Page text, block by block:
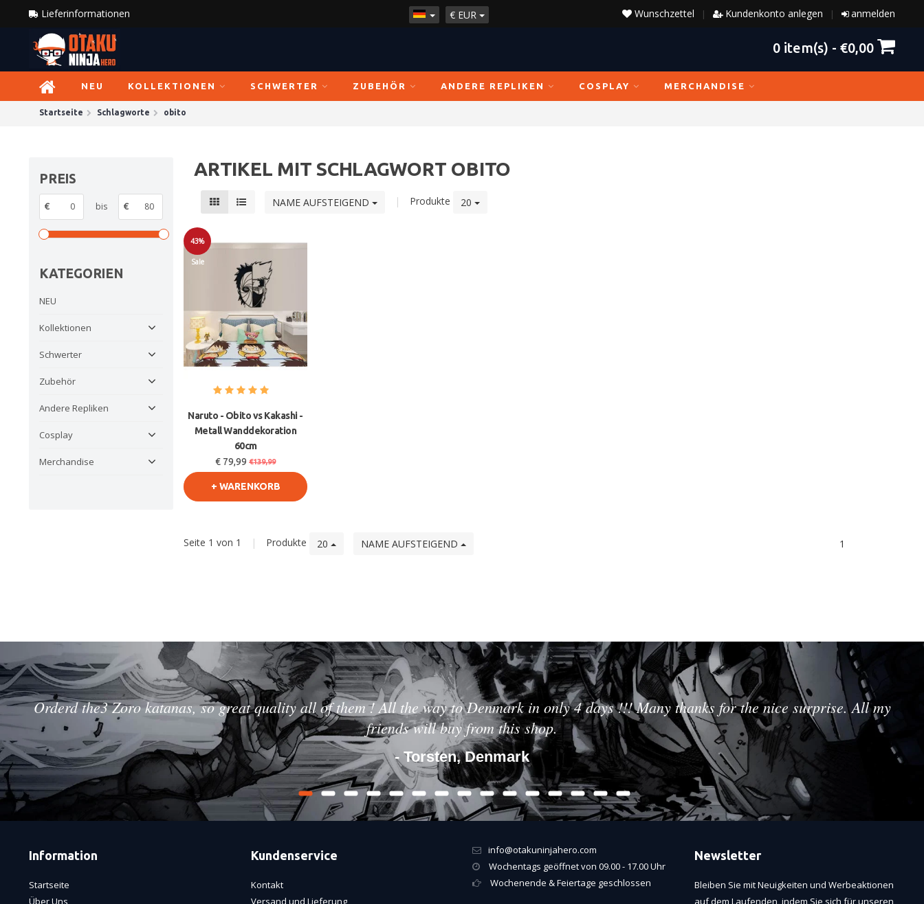
Lieferinformationen € EUR anmelden
|
Kundenkonto anlegen
|
Wunschzettel
0 item(s) - €0,00
NEU KOLLEKTIONEN SCHWERTER ZUBEHÖR ANDERE REPLIKEN COSPLAY MERCHANDISE
Startseite Schlagworte obito
PREIS
€ bis €
KATEGORIEN
NEU
Kollektionen
Schwerter
Zubehör
Andere Repliken
Cosplay
Merchandise
ARTIKEL MIT SCHLAGWORT OBITO
NAME AUFSTEIGEND | Produkte 20
43%
Sale
Naruto - Obito vs Kakashi -
Metall Wanddekoration
60cm
€ 79,99 €139,99
+ WARENKORB
Seite 1 von 1 | Produkte 20 NAME AUFSTEIGEND 1
Orderd the3 Zoro katanas, so great quality all of them ! All the way to Denmark in only 4 days !!! Many thanks for the nice surprise. All my
friends will buy from this shop.
- Torsten, Denmark
Information
Startseite
Über Uns
Kundenservice
Kontakt
Versand und Lieferung
info@otakuninjahero.com
Wochentags geöffnet von 09.00 - 17.00 Uhr
Wochenende & Feiertage geschlossen
Newsletter
Bleiben Sie mit Neuigkeiten und Werbeaktionen
auf dem Laufenden, indem Sie sich für unseren